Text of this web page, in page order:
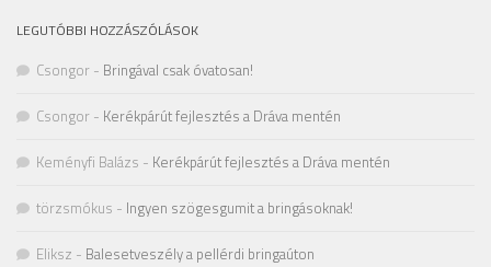
LEGUTÓBBI HOZZÁSZÓLÁSOK
Csongor - Bringával csak óvatosan!
Csongor - Kerékpárút fejlesztés a Dráva mentén
Keményfi Balázs - Kerékpárút fejlesztés a Dráva mentén
törzsmókus - Ingyen szögesgumit a bringásoknak!
Eliksz - Balesetveszély a pellérdi bringaúton